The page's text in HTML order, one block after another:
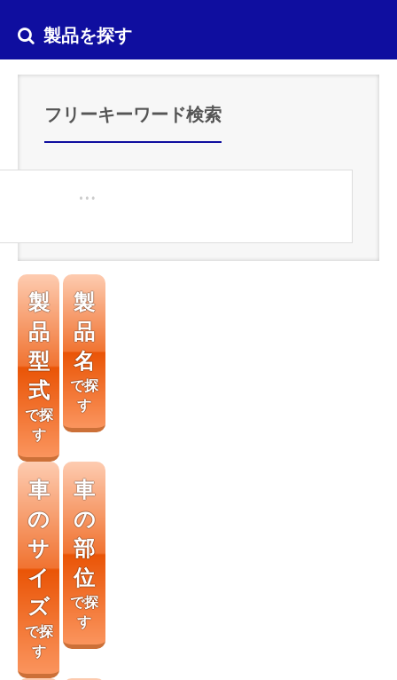
製品を探す
フリーキーワード検索
製
品
型
式
で探
す
製
品
名
で探
す
車
の
サ
イ
ズ
で探
す
車
の
部
位
で探
す